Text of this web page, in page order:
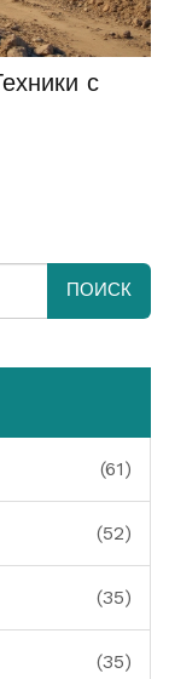
с
ПОИСК
(61)
(52)
(35)
(35)